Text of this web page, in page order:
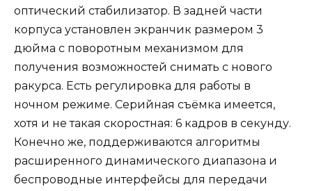
оптический стабилизатор. В задней части
корпуса установлен экранчик размером 3
дюйма с поворотным механизмом для
получения возможностей снимать с нового
ракурса. Есть регулировка для работы в
ночном режиме. Серийная съёмка имеется,
хотя и не такая скоростная: 6 кадров в секунду.
Конечно же, поддерживаются алгоритмы
расширенного динамического диапазона и
беспроводные интерфейсы для передачи